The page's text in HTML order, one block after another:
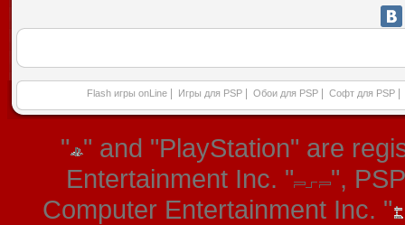
Flash игры onLine Игры для PSP Обои для PSP Софт для PSP
" " and "PlayStation" are
Entertainment Inc. "
",
Computer Entertainment Inc. "